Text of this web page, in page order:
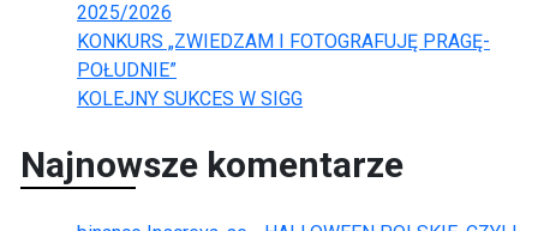
2025/2026
KONKURS „ZWIEDZAM I FOTOGRAFUJĘ PRAGĘ-
POŁUDNIE”
KOLEJNY SUKCES W SIGG
Najnowsze komentarze